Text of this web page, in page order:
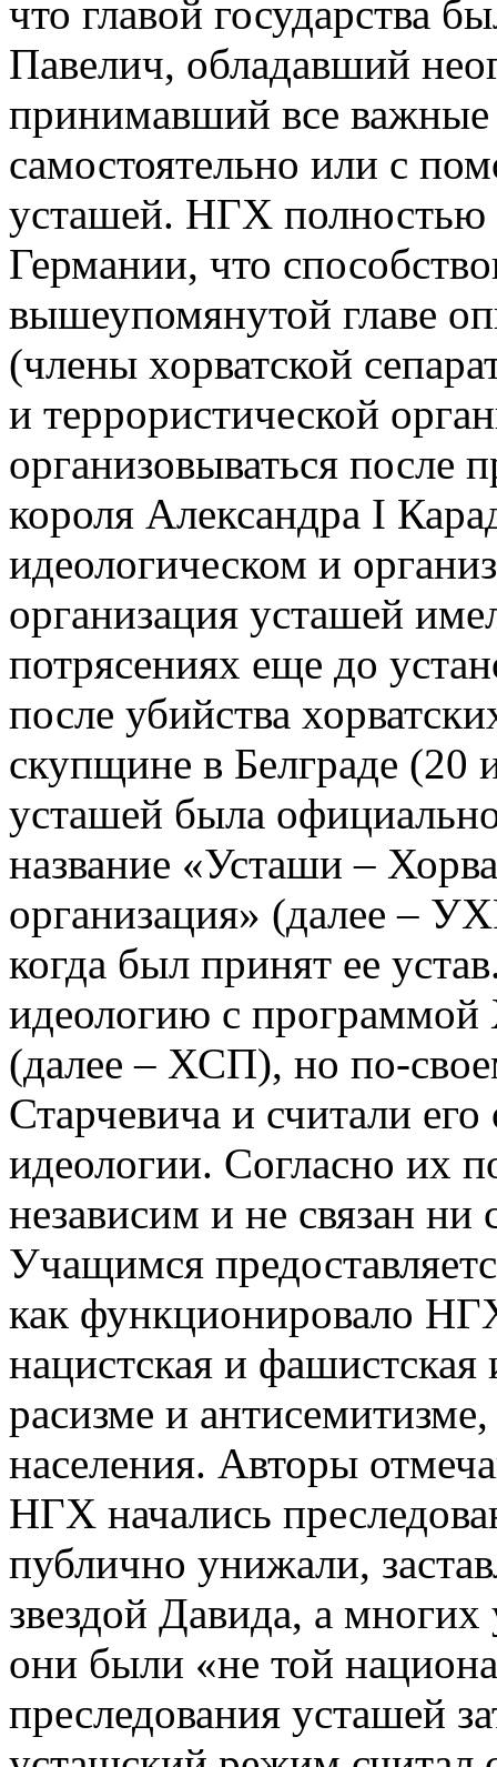
что главой государства
Павелич, обладавший
принимавший все важные
самостоятельно или с
усташей. НГХ полностью
Германии, что
вышеупомянутой главе
(члены хорватской
и террористической
организовываться после
короля Александра I
идеологическом и
организация усташей
потрясениях еще до
после убийства
скупщине в Белграде (20
усташей была
название «Усташи –
организация» (далее –
когда был принят ее
идеологию с программой
(далее – ХСП), но по-
Старчевича и считали
идеологии. Согласно их
независим и не связан
Учащимся
как функционировало
нацистская и фашистская
расизме и
населения. Авторы
НГХ начались
публично унижали,
звездой Давида, а
они были «не той
преследования усташей